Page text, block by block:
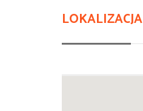
LOKALIZACJA